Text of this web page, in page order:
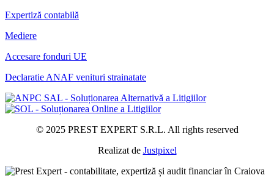
Expertiză contabilă
Mediere
Accesare fonduri UE
Declaratie ANAF venituri strainatate
© 2025 PREST EXPERT S.R.L. All rights reserved
Realizat de Justpixel